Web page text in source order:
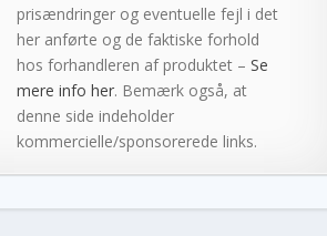
prisændringer og eventuelle fejl i det
her anførte og de faktiske forhold
hos forhandleren af produktet – Se
mere info her. Bemærk også, at
denne side indeholder
kommercielle/sponsorerede links.